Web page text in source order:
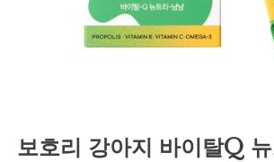
보호리 강아지 바이탈Q